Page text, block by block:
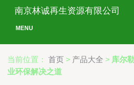
南京林诚再生资源有限公司
MENU
当前位置： 首页 > 产品大全 > 库尔
业环保解决之道